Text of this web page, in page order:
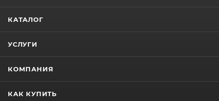
КАТАЛОГ
УСЛУГИ
КОМПАНИЯ
КАК КУПИТЬ